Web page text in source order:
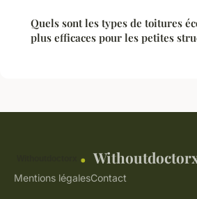
Quels sont les types de toitures
plus efficaces pour les petites
Mentions légalesContact